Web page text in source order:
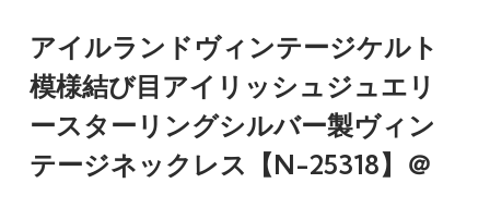
アイルランドヴィンテージケルト
模様結び目アイリッシュジュエリ
ースターリングシルバー製ヴィン
テージネックレス【N-25318】＠